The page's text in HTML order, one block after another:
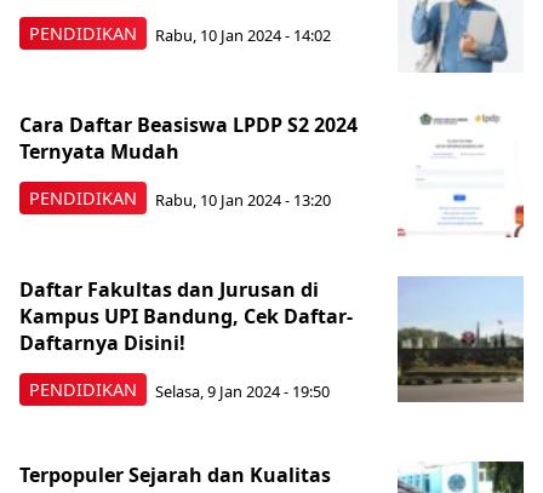
PENDIDIKAN Rabu, 10 Jan 2024 - 14:02
PENDIDIKAN
Cara Daftar Beasiswa LPDP S2 2024
Ternyata Mudah
Rabu, 10 Jan 2024 - 13:20
PENDIDIKAN
Daftar Fakultas dan Jurusan di
Kampus UPI Bandung, Cek Daftar-
Daftarnya Disini!
Selasa, 9 Jan 2024 - 19:50
Terpopuler Sejarah dan Kualitas